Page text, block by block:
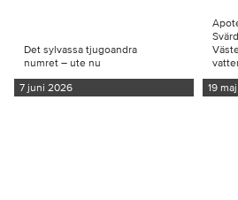
Det sylvassa tjugoandra
numret – ute nu
7 juni 2026 19